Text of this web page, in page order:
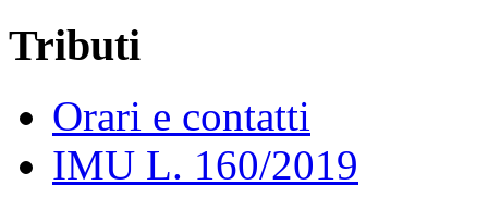
Tributi
Orari e contatti
IMU L. 160/2019